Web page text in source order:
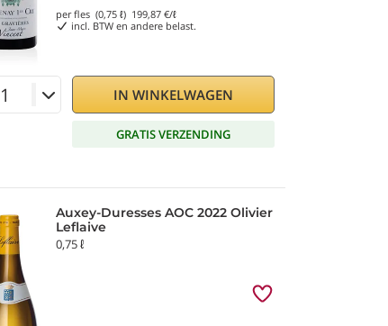
per fles (0,75 ℓ) 199,87 €/ℓ
incl. BTW en andere belast.
IN WINKELWAGEN
GRATIS VERZENDING
Auxey-Duresses AOC 2022 Olivier
Leflaive
0,75 ℓ